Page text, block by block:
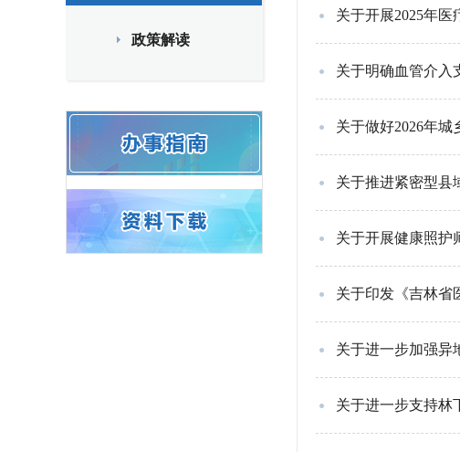
政策解读
关于开展2025年
关于明确血管介入
关于做好2026年
关于推进紧密型县
关于开展健康照护
关于印发《吉林省
关于进一步加强异
关于进一步支持林